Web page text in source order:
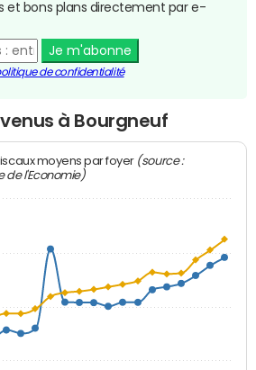
et bons plans directement par e-
Je m'abonne
de confidentialité
à Bourgneuf
moyens par foyer (source :
de l'Economie)